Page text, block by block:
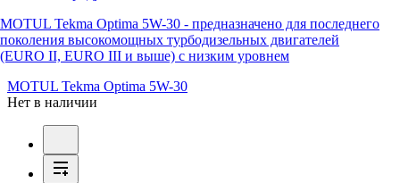
MOTUL Tekma Optima 5W-30 - предназначено для последнего
поколения высокомощных турбодизельных двигателей
(EURO II, EURO III и выше) с низким уровнем
MOTUL Tekma Optima 5W-30
Нет в наличии